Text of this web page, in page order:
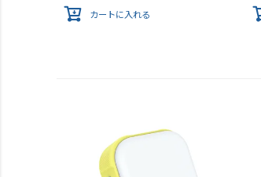
カートに入れる